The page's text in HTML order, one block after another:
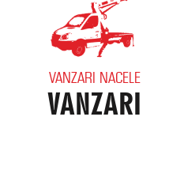
VANZARI NACELE
VANZARI